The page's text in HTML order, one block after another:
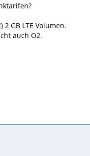
GB LTE Volumen.
auch O2.